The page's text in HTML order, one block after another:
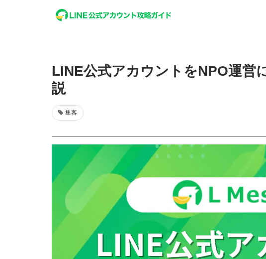
LINE公式アカウントをNPO運営
説
集客